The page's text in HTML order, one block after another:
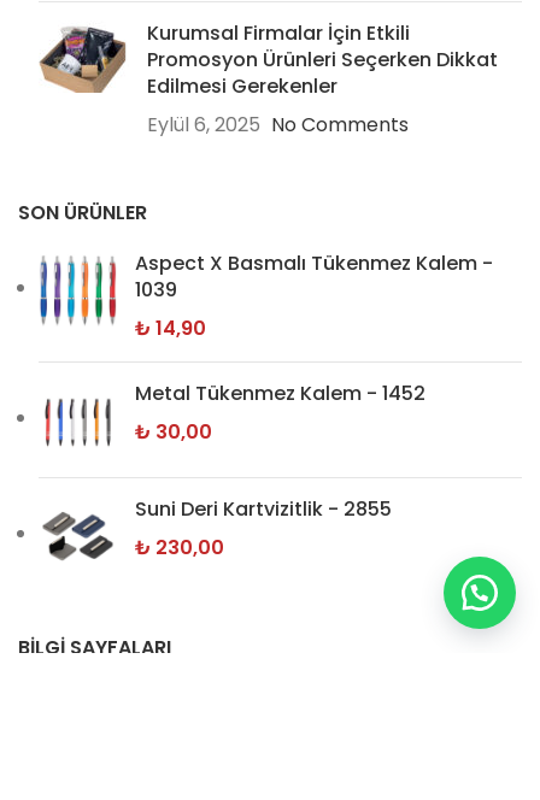
Kurumsal Firmalar İçin Etkili
Promosyon Ürünleri Seçerken Dikkat
Edilmesi Gerekenler
Eylül 6, 2025 No Comments
SON ÜRÜNLER
Aspect X Basmalı Tükenmez Kalem -
1039
₺ 14,90
Metal Tükenmez Kalem - 1452
₺ 30,00
Suni Deri Kartvizitlik - 2855
₺ 230,00
BİLGİ SAYFALARI